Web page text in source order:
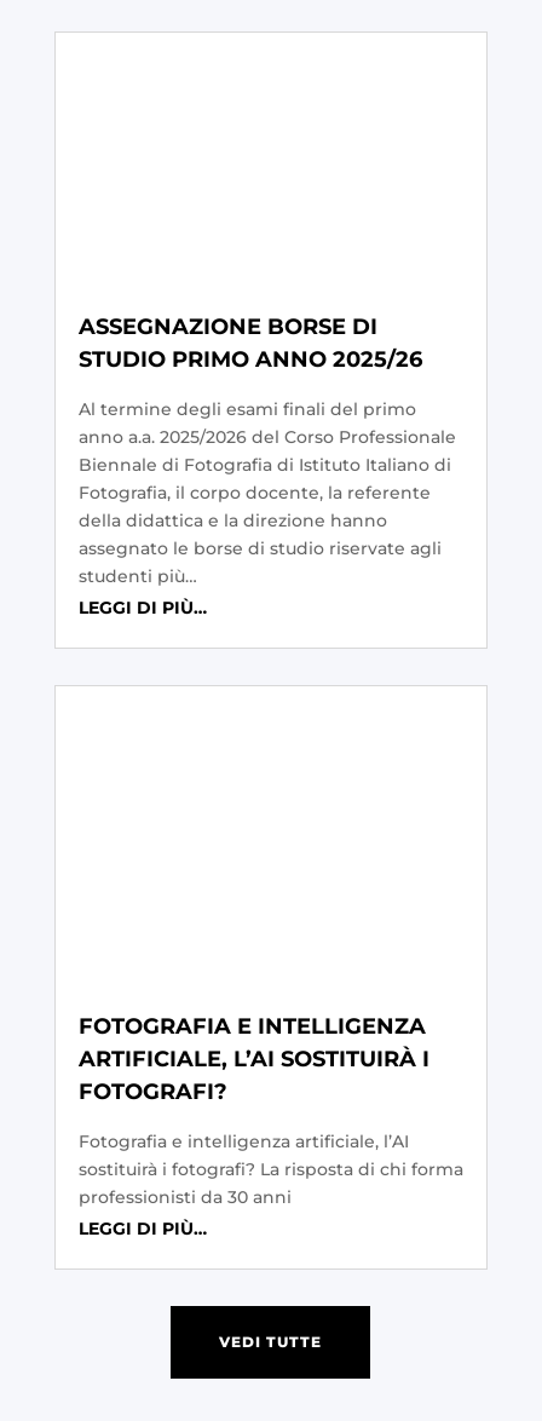
ASSEGNAZIONE BORSE DI
STUDIO PRIMO ANNO 2025/26
Al termine degli esami finali del primo
anno a.a. 2025/2026 del Corso Professionale
Biennale di Fotografia di Istituto Italiano di
Fotografia, il corpo docente, la referente
della didattica e la direzione hanno
assegnato le borse di studio riservate agli
studenti più…
LEGGI DI PIÙ…
FOTOGRAFIA E INTELLIGENZA
ARTIFICIALE, L’AI SOSTITUIRÀ I
FOTOGRAFI?
Fotografia e intelligenza artificiale, l’AI
sostituirà i fotografi? La risposta di chi forma
professionisti da 30 anni
LEGGI DI PIÙ…
VEDI TUTTE